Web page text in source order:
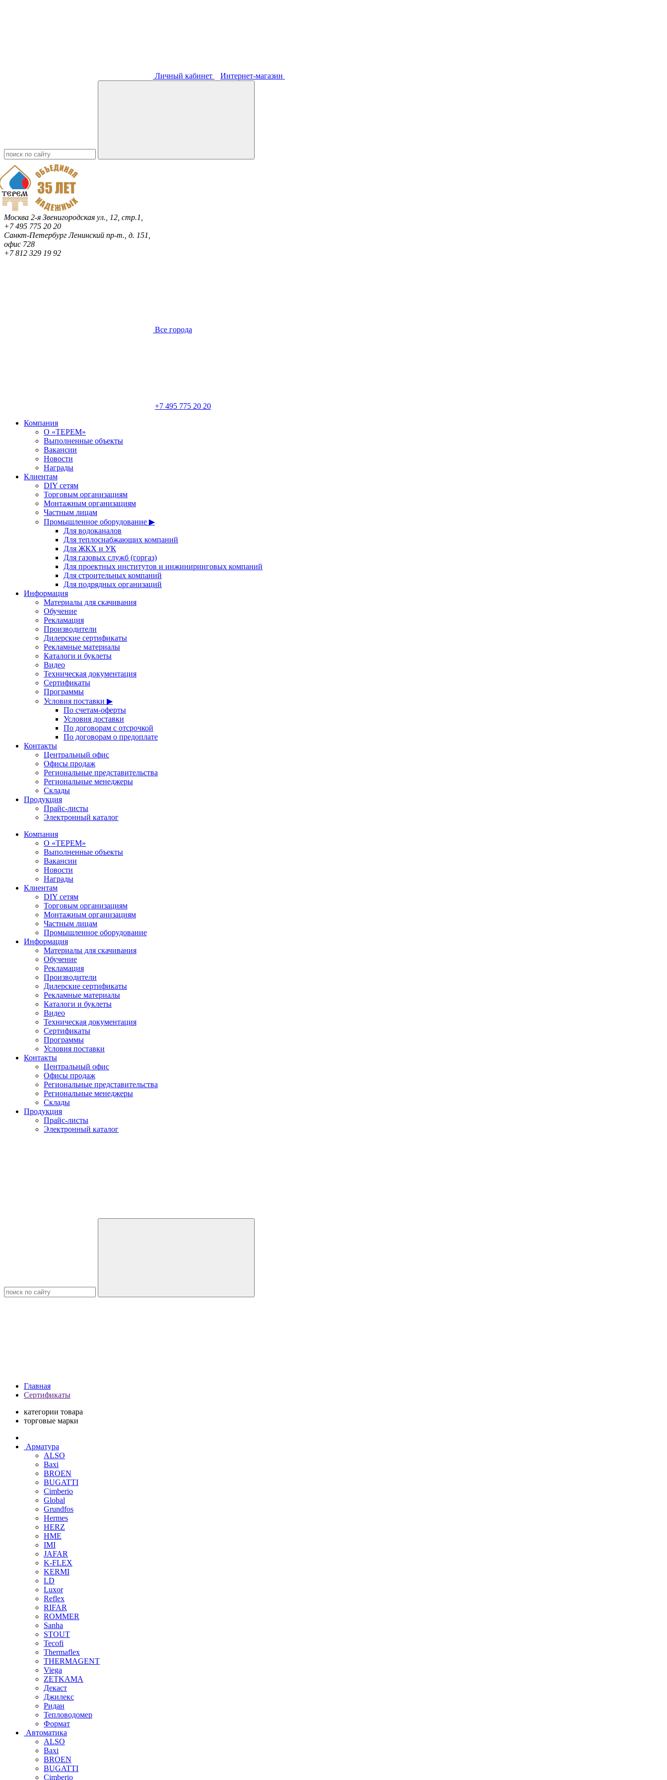
Личный кабинет Интернет-магазин
Москва 2-я Звенигородская ул., 12, стр.1,
+7 495 775 20 20
Санкт-ПетербургЛенинский пр-т., д. 151,
офис 728
+7 812 329 19 92
Все города
+7 495 775 20 20
Компания
О «ТЕРЕМ»
Выполненные объекты
Вакансии
Новости
Награды
Клиентам
DIY сетям
Торговым организациям
Монтажным организациям
Частным лицам
Промышленное оборудование ▶
Для водоканалов
Для теплоснабжающих компаний
Для ЖКХ и УК
Для газовых служб (горгаз)
Для проектных институтов и инжиниринговых компаний
Для строительных компаний
Для подрядных организаций
Информация
Материалы для скачивания
Обучение
Рекламация
Производители
Дилерские сертификаты
Рекламные материалы
Каталоги и буклеты
Видео
Техническая документация
Сертификаты
Программы
Условия поставки ▶
По счетам-оферты
Условия доставки
По договорам с отсрочкой
По договорам о предоплате
Контакты
Центральный офис
Офисы продаж
Региональные представительства
Региональные менеджеры
Склады
Продукция
Прайс-листы
Электронный каталог
Компания
О «ТЕРЕМ»
Выполненные объекты
Вакансии
Новости
Награды
Клиентам
DIY сетям
Торговым организациям
Монтажным организациям
Частным лицам
Промышленное оборудование
Информация
Материалы для скачивания
Обучение
Рекламация
Производители
Дилерские сертификаты
Рекламные материалы
Каталоги и буклеты
Видео
Техническая документация
Сертификаты
Программы
Условия поставки
Контакты
Центральный офис
Офисы продаж
Региональные представительства
Региональные менеджеры
Склады
Продукция
Прайс-листы
Электронный каталог
Главная
Сертификаты
категории товара
торговые марки
Арматура
ALSO
Baxi
BROEN
BUGATTI
Cimberio
Global
Grundfos
Hermes
HERZ
HME
IMI
JAFAR
K-FLEX
KERMI
LD
Luxor
Reflex
RIFAR
ROMMER
Sanha
STOUT
Tecofi
Thermaflex
THERMAGENT
Viega
ZETKAMA
Декаст
Джилекс
Ридан
Тепловодомер
Формат
Автоматика
ALSO
Baxi
BROEN
BUGATTI
Cimberio